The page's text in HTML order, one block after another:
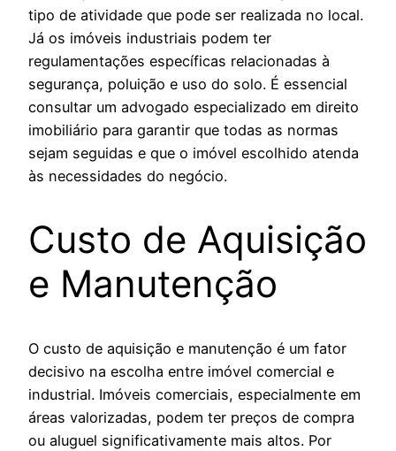
tipo de atividade que pode ser realizada no local.
Já os imóveis industriais podem ter
regulamentações específicas relacionadas à
segurança, poluição e uso do solo. É essencial
consultar um advogado especializado em direito
imobiliário para garantir que todas as normas
sejam seguidas e que o imóvel escolhido atenda
às necessidades do negócio.
Custo de Aquisição
e Manutenção
O custo de aquisição e manutenção é um fator
decisivo na escolha entre imóvel comercial e
industrial. Imóveis comerciais, especialmente em
áreas valorizadas, podem ter preços de compra
ou aluguel significativamente mais altos. Por